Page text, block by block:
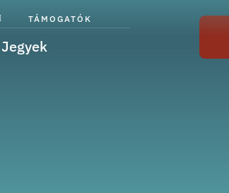
TÁMOGATÓK
Jegyek